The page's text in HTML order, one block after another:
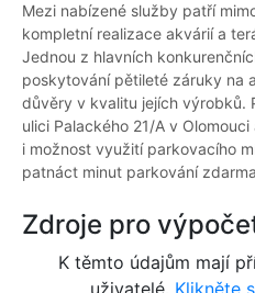
Mezi nabízené služby patří
kompletní realizace akvárií a
Jednou z hlavních
poskytování pětileté záruky na
důvěry v kvalitu jejích výrobků.
ulici Palackého 21/A v
i možnost využití parkovacího
patnáct minut parkování
Zdroje pro
K těmto údajům mají